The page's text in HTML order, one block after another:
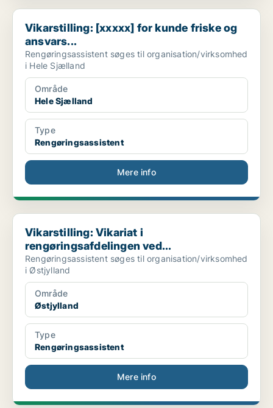
Vikarstilling: [xxxxx] for kunde friske og ansvars...
Vikarstilling: [xxxxx] for kunde friske og
ansvars...
Rengøringsassistent søges til organisation/virksomhed
i Hele Sjælland
Område
Hele Sjælland
Type
Rengøringsassistent
Mere info
Vikarstilling: Vikariat i rengøringsafdelingen ved...
Vikarstilling: Vikariat i
rengøringsafdelingen ved...
Rengøringsassistent søges til organisation/virksomhed
i Østjylland
Område
Østjylland
Type
Rengøringsassistent
Mere info